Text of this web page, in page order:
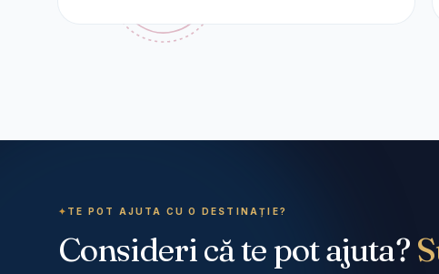
✦ TE POT AJUTA CU O DESTINAȚIE?
Consideri că te pot ajuta?